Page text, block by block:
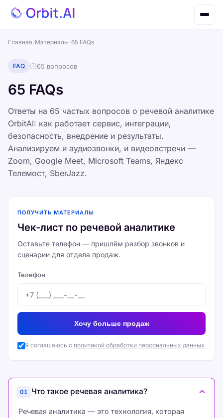
Главная Материалы 65 FAQs
FAQ 65 вопросов
65 FAQs
Ответы на 65 частых вопросов о речевой аналитике
OrbitAI: как работает сервис, интеграции,
безопасность, внедрение и результаты.
Анализируем и аудиозвонки, и видеовстречи —
Zoom, Google Meet, Microsoft Teams, Яндекс
Телемост, SberJazz.
ПОЛУЧИТЬ МАТЕРИАЛЫ
Чек-лист по речевой аналитике
Оставьте телефон — пришлём разбор звонков и
сценарии для отдела продаж.
Телефон
Хочу больше продаж
Я соглашаюсь с политикой обработки персональных данных
01 Что такое речевая аналитика?
Речевая аналитика — это технология, которая